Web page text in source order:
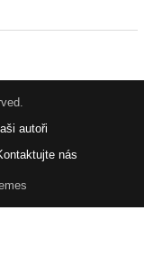
autoři
nás